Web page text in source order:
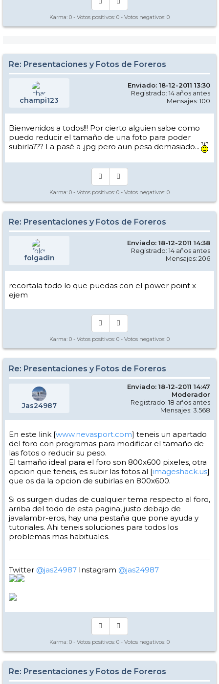
Karma: 0 - Votos positivos: 0 - Votos negativos: 0
Re: Presentaciones y Fotos de Foreros
champi123
Enviado: 18-12-2011 13:30
Registrado: 14 años antes
Mensajes: 100
Bienvenidos a todos!!! Por cierto alguien sabe como
puedo reducir el tamaño de una foto para poder
subirla??? La pasé a .jpg pero aun pesa demasiado...
Karma: 0 - Votos positivos: 0 - Votos negativos: 0
Re: Presentaciones y Fotos de Foreros
folgadin
Enviado: 18-12-2011 14:38
Registrado: 14 años antes
Mensajes: 206
recortala todo lo que puedas con el power point x
ejem
Karma: 0 - Votos positivos: 0 - Votos negativos: 0
Re: Presentaciones y Fotos de Foreros
Jas24987
Enviado: 18-12-2011 14:47
Moderador
Registrado: 18 años antes
Mensajes: 3.568
En este link [www.nevasport.com] teneis un apartado
del foro con programas para modificar el tamaño de
las fotos o reducir su peso.
El tamaño ideal para el foro son 800x600 pixeles, otra
opcion que teneis, es subir las fotos al [imageshack.us]
que os da la opcion de subirlas en 800x600.
Si os surgen dudas de cualquier tema respecto al foro,
arriba del todo de esta pagina, justo debajo de
javalambr-eros, hay una pestaña que pone ayuda y
tutoriales. Ahi teneis soluciones para todos los
problemas mas habituales.
Twitter @jas24987 Instagram @jas24987
Karma: 0 - Votos positivos: 0 - Votos negativos: 0
Re: Presentaciones y Fotos de Foreros